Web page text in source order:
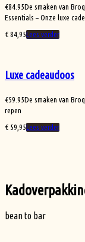
€84.95De smaken van
Essentials – Onze luxe
€ 84,95Lees verder
Luxe cadeaudoos
€59.95De smaken van
repen
€ 59,95Lees verder
bean to bar